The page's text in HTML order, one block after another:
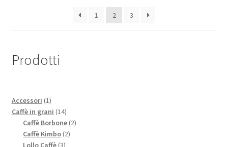
1 2 3
Prodotti
Accessori 11
prodotto
Caffè in grani 1414
prodotti
Caffè Borbone 22
Caffè Kimbo 22
Lollo Caffè 33